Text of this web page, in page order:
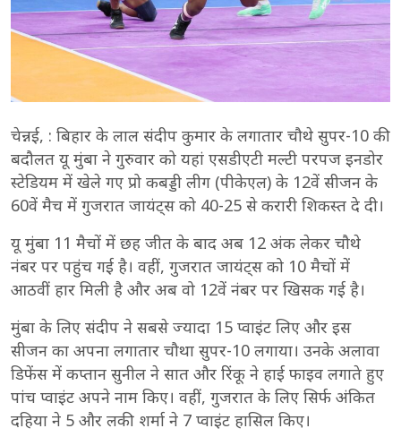
चेन्नई, : बिहार के लाल संदीप कुमार के लगातार चौथे सुपर-10 की
बदौलत यू मुंबा ने गुरुवार को यहां एसडीएटी मल्टी परपज इनडोर
स्टेडियम में खेले गए प्रो कबड्डी लीग (पीकेएल) के 12वें सीजन के
60वें मैच में गुजरात जायंट्स को 40-25 से करारी शिकस्त दे दी।
यू मुंबा 11 मैचों में छह जीत के बाद अब 12 अंक लेकर चौथे
नंबर पर पहुंच गई है। वहीं, गुजरात जायंट्स को 10 मैचों में
आठवीं हार मिली है और अब वो 12वें नंबर पर खिसक गई है।
मुंबा के लिए संदीप ने सबसे ज्यादा 15 प्वाइंट लिए और इस
सीजन का अपना लगातार चौथा सुपर-10 लगाया। उनके अलावा
डिफेंस में कप्तान सुनील ने सात और रिंकू ने हाई फाइव लगाते हुए
पांच प्वाइंट अपने नाम किए। वहीं, गुजरात के लिए सिर्फ अंकित
दहिया ने 5 और लकी शर्मा ने 7 प्वाइंट हासिल किए।